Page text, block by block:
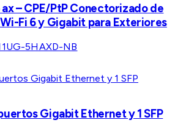
– CPE/PtP Conectorizado de
Fi 6 y Gigabit para Exteriores
5HAXD-NB
Gigabit Ethernet y 1 SFP